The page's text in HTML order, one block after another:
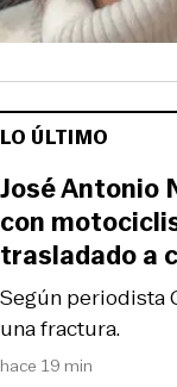
LO ÚLTIMO
hace 19 min
Según periodista
una fractura.
José Antonio
con
trasladado a